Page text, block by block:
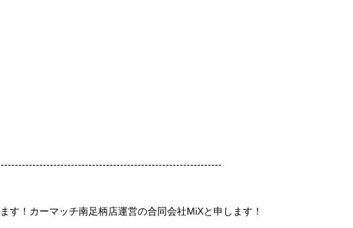
す！カーマッチ南足柄店運営の合同会社MiXと申します！